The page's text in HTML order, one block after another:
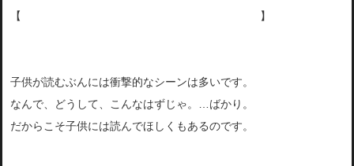
【
】
子供が読むぶんには衝撃的なシーンは多いです。
なんで、どうして、こんなはずじゃ。…ばかり。
だからこそ子供には読んでほしくもあるのです。